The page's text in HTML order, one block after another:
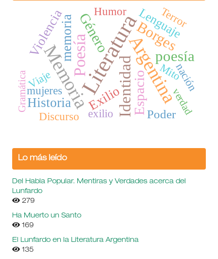
Literatura
Memoria Argentina
Poesía
Identidad
Borges
poesía
Género
Espacio
Violenciamemoria
Historia Exilio
Lenguaje
Poder
mujeres
Viaje Mito
exilio
Terror
Discurso
Humor
nación
Gramática verdad
Lo más leído
Del Habla Popular. Mentiras y Verdades acerca del
Lunfardo
279
Ha Muerto un Santo
169
El Lunfardo en la Literatura Argentina
135